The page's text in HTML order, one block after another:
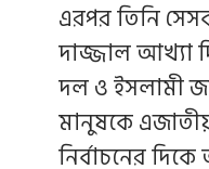
এরপর তিনি
দাজ্জাল আখ্যা
দল ও ইসলামী
মানুষকে
নির্বাচনের